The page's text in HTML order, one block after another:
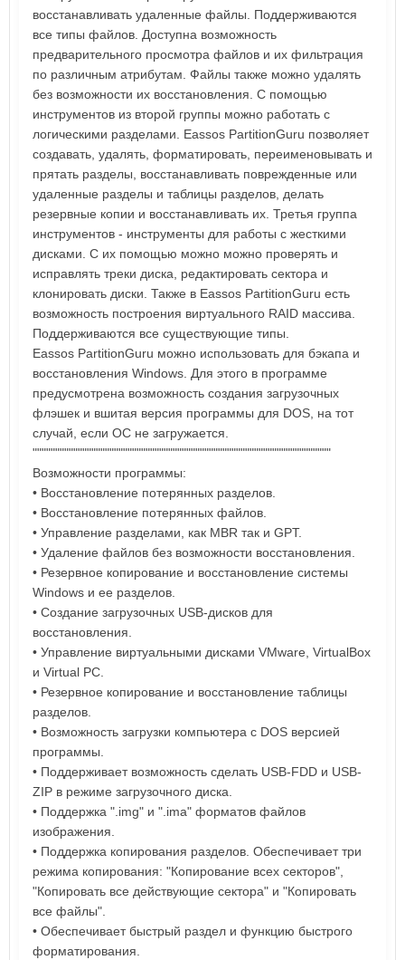
восстанавливать удаленные файлы. Поддерживаются
все типы файлов. Доступна возможность
предварительного просмотра файлов и их фильтрация
по различным атрибутам. Файлы также можно удалять
без возможности их восстановления. С помощью
инструментов из второй группы можно работать с
логическими разделами. Eassos PartitionGuru позволяет
создавать, удалять, форматировать, переименовывать и
прятать разделы, восстанавливать поврежденные или
удаленные разделы и таблицы разделов, делать
резервные копии и восстанавливать их. Третья группа
инструментов - инструменты для работы с жесткими
дисками. С их помощью можно можно проверять и
исправлять треки диска, редактировать сектора и
клонировать диски. Также в Eassos PartitionGuru есть
возможность построения виртуального RAID массива.
Поддерживаются все существующие типы.
Eassos PartitionGuru можно использовать для бэкапа и
восстановления Windows. Для этого в программе
предусмотрена возможность создания загрузочных
флэшек и вшитая версия программы для DOS, на тот
случай, если ОС не загружается.
""""""""""""""""""""""""""""""""""""""""""""""""""""""""""""""""""
Возможности программы:
• Восстановление потерянных разделов.
• Восстановление потерянных файлов.
• Управление разделами, как MBR так и GPT.
• Удаление файлов без возможности восстановления.
• Резервное копирование и восстановление системы
Windows и ее разделов.
• Создание загрузочных USB-дисков для
восстановления.
• Управление виртуальными дисками VMware, VirtualBox
и Virtual PC.
• Резервное копирование и восстановление таблицы
разделов.
• Возможность загрузки компьютера с DOS версией
программы.
• Поддерживает возможность сделать USB-FDD и USB-
ZIP в режиме загрузочного диска.
• Поддержка ".img" и ".ima" форматов файлов
изображения.
• Поддержка копирования разделов. Обеспечивает три
режима копирования: "Копирование всех секторов",
"Копировать все действующие сектора" и "Копировать
все файлы".
• Обеспечивает быстрый раздел и функцию быстрого
форматирования.